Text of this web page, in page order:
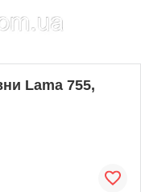
Lama 755,